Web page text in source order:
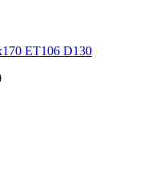
ET106 D130